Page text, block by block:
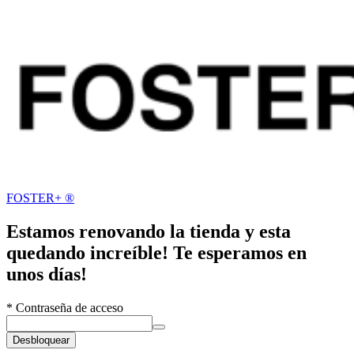
FOSTER+ ®
Estamos renovando la tienda y esta
quedando increíble! Te esperamos en
unos días!
* Contraseña de acceso
Desbloquear